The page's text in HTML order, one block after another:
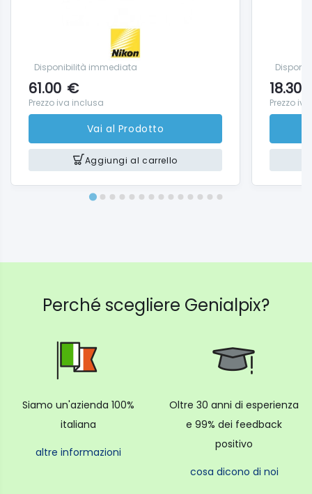
Disponibilità immediata
61.00 €
Prezzo iva inclusa
Vai al Prodotto
Aggiungi al carrello
18.30
Prezzo
Perché scegliere Genialpix?
Siamo un'azienda 100%
italiana
altre informazioni
Oltre 30 anni di esperienza
e 99% dei feedback
positivo
cosa dicono di noi